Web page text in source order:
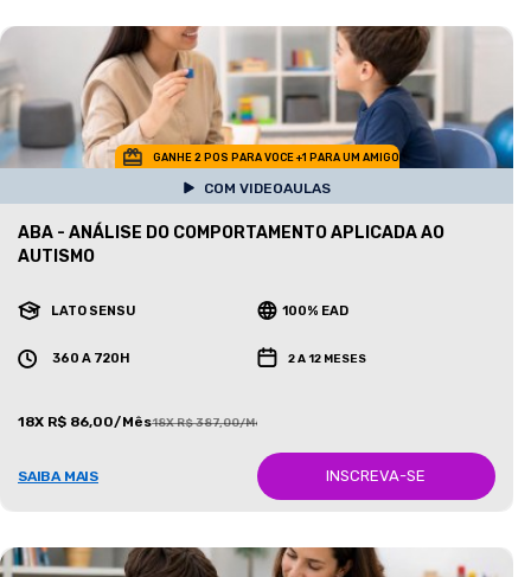
GANHE 2 POS PARA VOCE +1 PARA UM AMIGO
COM VIDEOAULAS
ABA - ANÁLISE DO COMPORTAMENTO APLICADA AO
AUTISMO
LATO SENSU 100% EAD
360 A 720H 2 A 12 MESES
18X R$ 86,00/Mês18X R$ 387,00/Mês
SAIBA MAIS INSCREVA-SE